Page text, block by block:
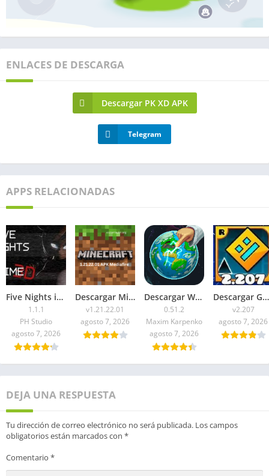
ENLACES DE DESCARGA
Descargar PK XD APK
Telegram
APPS RELACIONADAS
Five Nights in Anime 3D APK 2026 para Android
1.1.1
PH Studio
agosto 7, 2026
Descargar Minecraft 1.21.22.01 APK Mediafire
v1.21.22.01
agosto 7, 2026
Descargar WorldBox Premium APK Todo Desbloqueado 2026
0.51.2
Maxim Karpenko
agosto 7, 2026
Descargar Geometry Dash 2.207 APK 2026 Todo Desbloqueado
v2.207
agosto 7, 2026
DEJA UNA RESPUESTA
Tu dirección de correo electrónico no será publicada. Los campos
obligatorios están marcados con *
Comentario *